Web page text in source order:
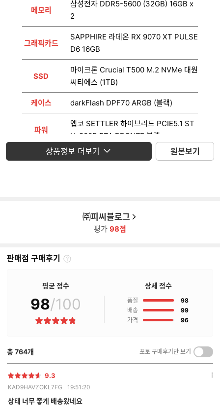
메모리
삼성전자 DDR5-5600 (32GB) 16GB x
2
그래픽카드
SAPPHIRE 라데온 RX 9070 XT PULSE
D6 16GB
SSD
마이크론 Crucial T500 M.2 NVMe 대원
씨티에스 (1TB)
케이스 darkFlash DPF70 ARGB (블랙)
파워
앱코 SETTLER 하이브리드 PCIE5.1 ST
H-800B ETA BRONZE 블랙
운영체제 미포함
상품정보 더보기 원본보기
㈜피씨블로그
평가 98점
판매점 구매후기
판
매
후
기
평균 점수
98/100
별
상세 점수
품질 98점
배송
99점
가격
96점
총764개 포토 구매후기만 보기
켜
기/
별
점
9.3
KAD9HAVZOKL7FG 19:51:20
상태 너무 좋게 배송왔네요
옵